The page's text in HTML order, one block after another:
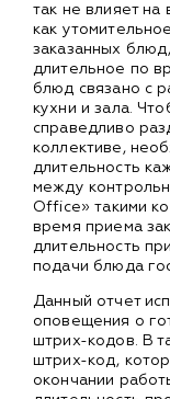
так не влияет на
как
заказанных
длительное по
блюд связано с
кухни и зала.
справедливо
коллективе,
длительность
между
Office» такими
время приема
длительность
подачи блюда
Данный отчет
оповещения о
штрих-кодов. В
штрих-код,
окончании